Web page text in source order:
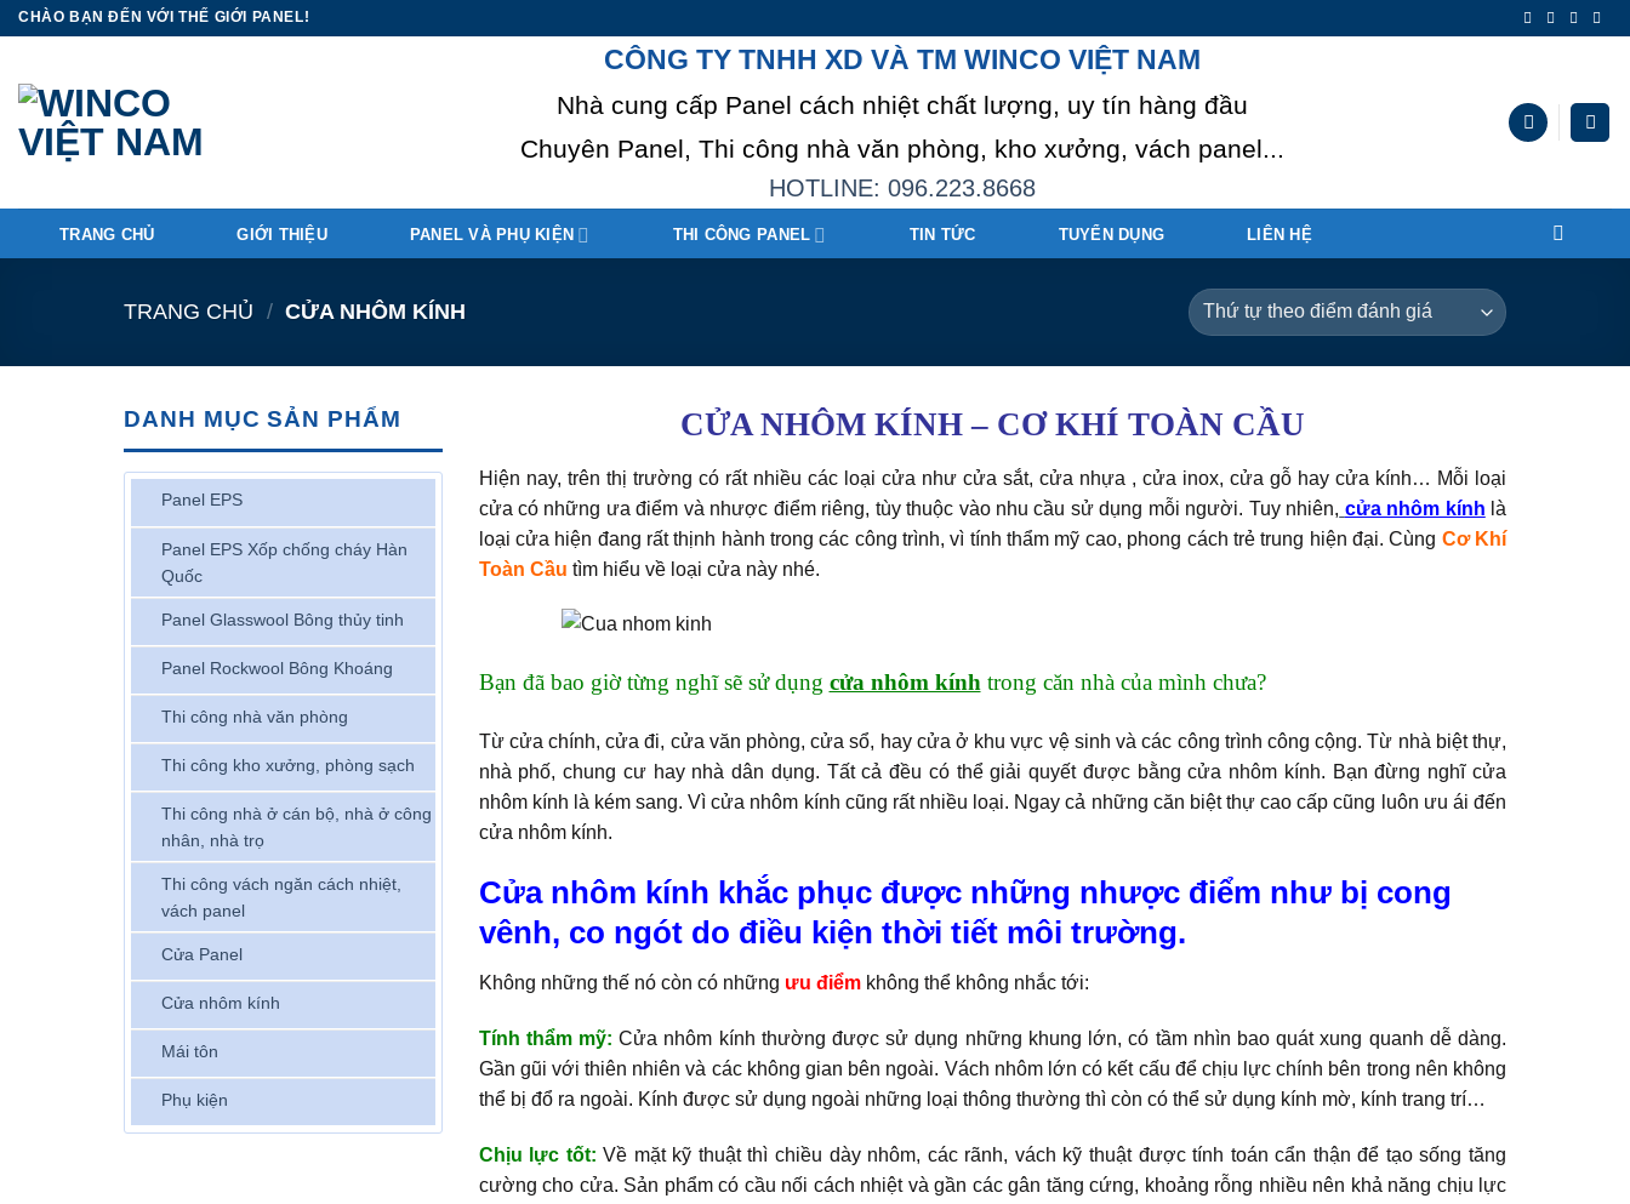
SkipCHÀO BẠN ĐẾN VỚI THẾ GIỚI PANEL!
CÔNG TY TNHH XD VÀ TM WINCO VIỆT NAM
Nhà cung cấp Panel cách nhiệt chất lượng, uy tín hàng đầu
Chuyên Panel, Thi công nhà văn phòng, kho xưởng, vách panel...
HOTLINE: 096.223.8668
TRANG CHỦ GIỚI THIỆU PANEL VÀ PHỤ KIỆN THI CÔNG PANEL TIN TỨC TUYỂN DỤNG LIÊN HỆ
TRANG CHỦ / CỬA NHÔM KÍNH
DANH MỤC SẢN PHẨM
Panel EPS
Panel EPS Xốp chống cháy Hàn
Quốc
Panel Glasswool Bông thủy tinh
Panel Rockwool Bông Khoáng
Thi công nhà văn phòng
Thi công kho xưởng, phòng sạch
Thi công nhà ở cán bộ, nhà ở công
nhân, nhà trọ
Thi công vách ngăn cách nhiệt,
vách panel
Cửa Panel
Cửa nhôm kính
Mái tôn
Phụ kiện
CỬA NHÔM KÍNH – CƠ KHÍ TOÀN CẦU
Hiện nay, trên thị trường có rất nhiều các loại cửa như cửa sắt, cửa nhựa , cửa inox, cửa gỗ hay cửa kính… Mỗi loại
cửa có những ưa điểm và nhược điểm riêng, tùy thuộc vào nhu cầu sử dụng mỗi người. Tuy nhiên, cửa nhôm kính là
loại cửa hiện đang rất thịnh hành trong các công trình, vì tính thẩm mỹ cao, phong cách trẻ trung hiện đại. Cùng Cơ Khí
Toàn Cầu tìm hiểu về loại cửa này nhé.
Bạn đã bao giờ từng nghĩ sẽ sử dụng cửa nhôm kính trong căn nhà của mình chưa?
Từ cửa chính, cửa đi, cửa văn phòng, cửa sổ, hay cửa ở khu vực vệ sinh và các công trình công cộng. Từ nhà biệt thự,
nhà phố, chung cư hay nhà dân dụng. Tất cả đều có thể giải quyết được bằng cửa nhôm kính. Bạn đừng nghĩ cửa
nhôm kính là kém sang. Vì cửa nhôm kính cũng rất nhiều loại. Ngay cả những căn biệt thự cao cấp cũng luôn ưu ái đến
cửa nhôm kính.
Cửa nhôm kính khắc phục được những nhược điểm như bị cong
vênh, co ngót do điều kiện thời tiết môi trường.
Không những thế nó còn có những ưu điểmkhông thể không nhắc tới:
Tính thẩm mỹ: Cửa nhôm kính thường được sử dụng những khung lớn, có tầm nhìn bao quát xung quanh dễ dàng.
Gần gũi với thiên nhiên và các không gian bên ngoài. Vách nhôm lớn có kết cấu để chịu lực chính bên trong nên không
thể bị đổ ra ngoài. Kính được sử dụng ngoài những loại thông thường thì còn có thể sử dụng kính mờ, kính trang trí…
Chịu lực tốt: Về mặt kỹ thuật thì chiều dày nhôm, các rãnh, vách kỹ thuật được tính toán cẩn thận để tạo sống tăng
cường cho cửa. Sản phẩm có cầu nối cách nhiệt và gần các gân tăng cứng, khoảng rỗng nhiều nên khả năng chịu lực